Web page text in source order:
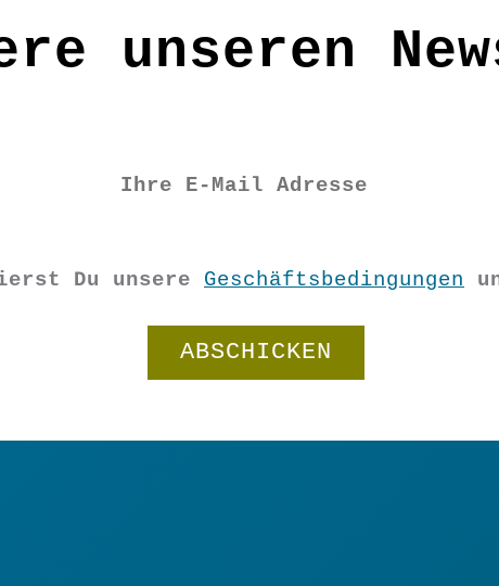
abwischen bzw. abtupfen;
Herzmobile
unseren
Du unsere Geschäftsbedingungen